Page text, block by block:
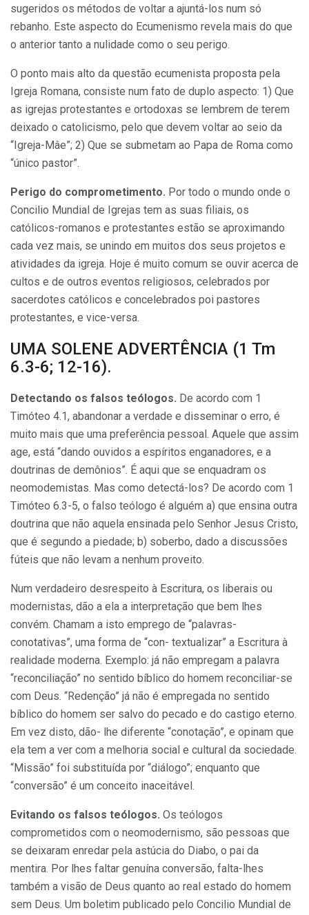
sugeridos os métodos de voltar a ajuntá-los num só
rebanho. Este aspecto do Ecumenismo revela mais do que
o anterior tanto a nulidade como o seu perigo.
O ponto mais alto da questão ecumenista proposta pela
Igreja Ro­mana, consiste num fato de duplo aspecto: 1) Que
as igrejas protestan­tes e ortodoxas se lembrem de terem
deixado o catolicismo, pelo que de­vem voltar ao seio da
“Igreja-Mâe”; 2) Que se submetam ao Papa de Roma como
“único pastor”.
Perigo do comprometimen­to. Por todo o mundo onde o
Conci­lio Mundial de Igrejas tem as suas filiais, os
católicos-romanos e pro­testantes estão se aproximando
cada vez mais, se unindo em muitos dos seus projetos e
atividades da igreja. Hoje é muito comum se ouvir acerca de
cultos e de outros eventos religiosos, celebrados por
sacerdotes católicos e concelebrados poi pasto­res
protestantes, e vice-versa.
UMA SOLENE ADVERTÊNCIA (1 Tm
6.3-6; 12-16).
Detectando os falsos teólogos. De acordo com 1
Timóteo 4.1, aban­donar a verdade e disseminar o erro, é
muito mais que uma preferência pessoal. Aquele que assim
age, está “dando ouvidos a espíritos engana­dores, e a
doutrinas de demônios”. É aqui que se enquadram os
neomodemistas. Mas como detectá-los? De acordo com 1
Timóteo 6.3-5, o falso teólogo é alguém a) que ensina outra
doutrina que não aquela ensi­nada pelo Senhor Jesus Cristo,
que é segundo a piedade; b) soberbo, dado a discussões
fúteis que não le­vam a nenhum proveito.
Num verdadeiro desrespeito à Escritura, os liberais ou
modernis­tas, dão a ela a interpretação que bem lhes
convém. Chamam a isto emprego de “palavras-
conotativas”, uma forma de “con- textualizar” a Escritura à
realidade moderna. Exemplo: já não empre­gam a palavra
“reconciliação” no sentido bíblico do homem reconci­liar-se
com Deus. “Redenção” já não é empregada no sentido
bíblico do homem ser salvo do pecado e do castigo eterno.
Em vez disto, dão- lhe diferente “conotação”, e opinam que
ela tem a ver com a melhoria so­cial e cultural da sociedade.
“Mis­são” foi substituída por “diálogo”; enquanto que
“conversão” é um conceito inaceitável.
Evitando os falsos teólogos. Os teólogos
comprometidos com o neomodernismo, são pessoas que
se deixaram enredar pela astúcia do Diabo, o pai da
mentira. Por lhes faltar genuína conversão, falta-lhes
também a visão de Deus quanto ao real estado do homem
sem Deus. Um boletim publicado pelo Concilio Mundial de